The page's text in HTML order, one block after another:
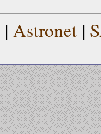
| Astronet |